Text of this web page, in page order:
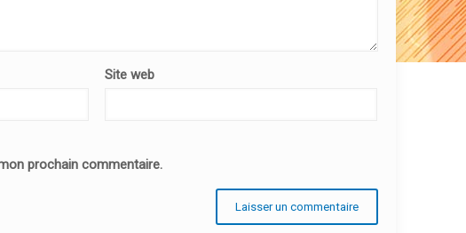
Site web
prochain commentaire.